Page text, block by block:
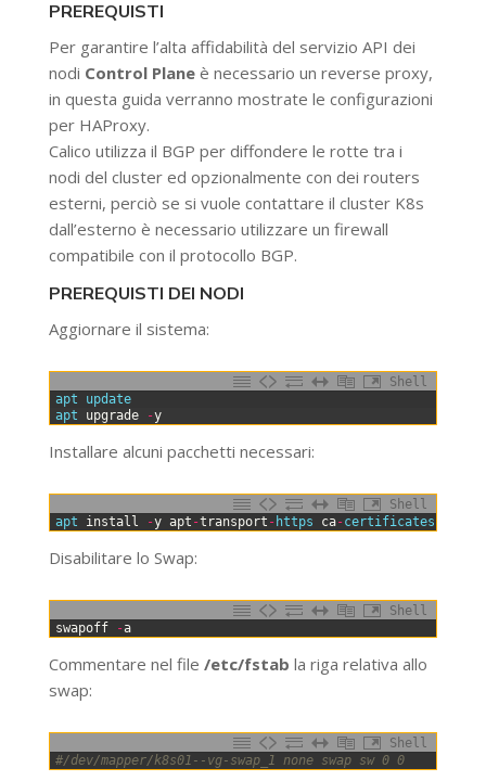
PREREQUISTI
Per garantire l’alta affidabilità del servizio API dei
nodi Control Planeè necessario un reverse proxy,
in questa guida verranno mostrate le configurazioni
per HAProxy.
Calico utilizza il BGP per diffondere le rotte tra i
nodi del cluster ed opzionalmente con dei routers
esterni, perciò se si vuole contattare il cluster K8s
dall’esterno è necessario utilizzare un firewall
compatibile con il protocollo BGP.
PREREQUISTI DEI NODI
Aggiornare il sistema:
Shell
apt update
apt upgrade -y
Installare alcuni pacchetti necessari:
Shell
apt install -y apt -transport - https ca-certificates
Disabilitare lo Swap:
Shell
swapoff -a
Commentare nel file /etc/fstab la riga relativa allo
swap:
Shell
#/dev/mapper/k8s01--vg-swap_1 none swap sw 0 0